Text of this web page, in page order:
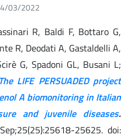
03/2022
R, Baldi F, Bottaro G,
R, Deodati A, Gastaldelli A,
G, Spadoni GL, Busani L;
LIFE PERSUADED project
A biomonitoring in Italian
and juvenile diseases.
25625. doi: